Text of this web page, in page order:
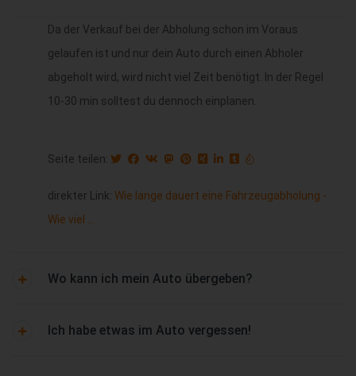
Da der Verkauf bei der Abholung schon im Voraus
gelaufen ist und nur dein Auto durch einen Abholer
abgeholt wird, wird nicht viel Zeit benötigt. In der Regel
10-30 min solltest du dennoch einplanen.
Seite teilen:
direkter Link: Wie lange dauert eine Fahrzeugabholung -
Wie viel ...
Wo kann ich mein Auto übergeben?
Ich habe etwas im Auto vergessen!